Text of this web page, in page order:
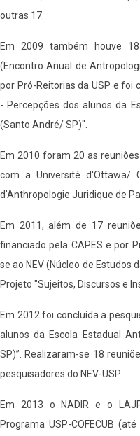
outras 17.
Em 2009 também houve
(Encontro Anual de
por Pró-Reitorias da USP e foi
- Percepções dos alunos da
(Santo André/ SP)".
Em 2010 foram 20 as
com a Université d'Ottawa/
d'Anthropologie Juridique de
Em 2011, além de 17
financiado pela CAPES e por
se ao NEV (Núcleo de Estudos
Projeto "Sujeitos, Discursos e
Em 2012 foi concluída a
alunos da Escola Estadual
SP)”. Realizaram-se 18
pesquisadores do NEV-USP.
Em 2013 o NADIR e o
Programa USP-COFECUB